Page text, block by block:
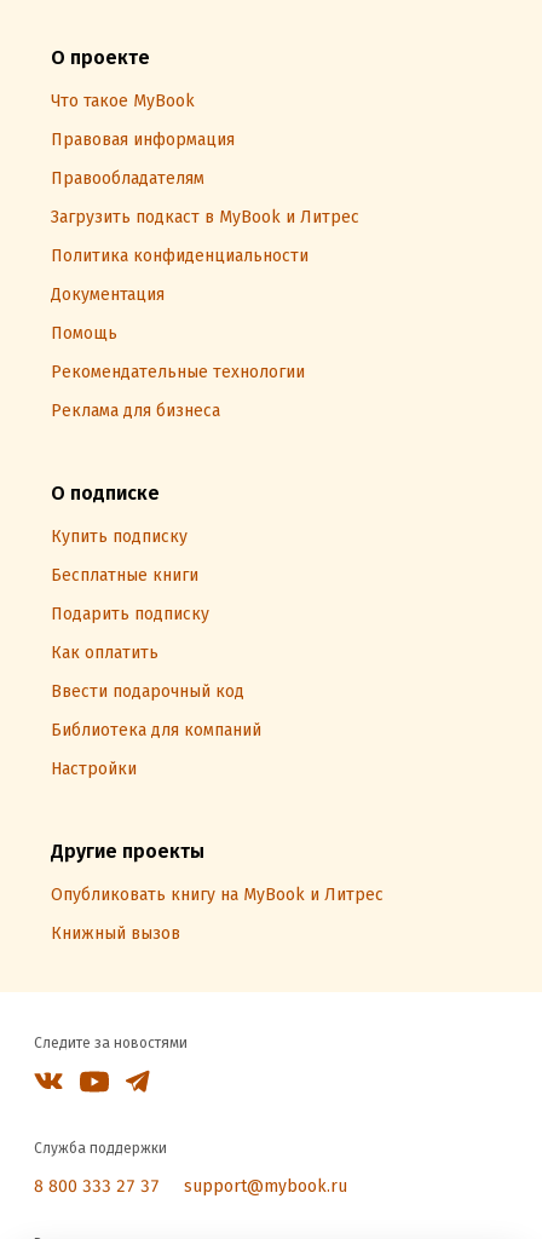
О проекте
Что такое MyBook
Правовая информация
Правообладателям
Загрузить подкаст в MyBook и Литрес
Политика конфиденциальности
Документация
Помощь
Рекомендательные технологии
Реклама для бизнеса
О подписке
Купить подписку
Бесплатные книги
Подарить подписку
Как оплатить
Ввести подарочный код
Библиотека для компаний
Настройки
Другие проекты
Опубликовать книгу на MyBook и Литрес
Книжный вызов
Следите за новостями
Служба поддержки
8 800 333 27 37 support@mybook.ru